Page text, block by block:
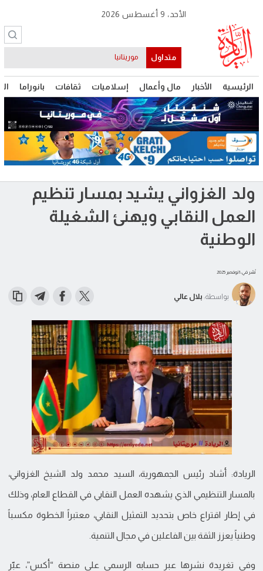
الرئيسية الأخبار مال وأعمال إسلاميات ثقافات بانوراما
الأحد، 9 أغسطس 2026
متداول موريتانيا
ولد الغزواني يشيد بمسار تنظيم
العمل النقابي ويهنئ الشغيلة
الوطنية
نُشر في: 1 نوفمبر 2025
بواسطة: بلال عالي
الريادة: أشاد رئيس الجمهورية، السيد محمد ولد الشيخ الغزواني،
بالمسار التنظيمي الذي يشهده العمل النقابي في القطاع العام، وذلك
في إطار اقتراع خاص بتحديد التمثيل النقابي، معتبراً الخطوة مكسباً
وطنياً يعزز الثقة بين الفاعلين في مجال التنمية.
وفي تغريدة نشرها عبر حسابه الرسمي على منصة “أكس”، عبّر